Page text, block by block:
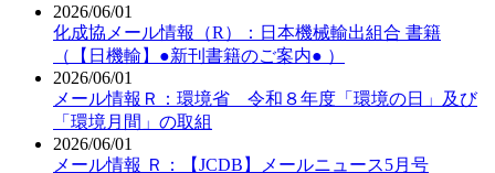
2026/06/01
化成協メール情報（R）：日本機械輸出組合 書籍
（【日機輸】●新刊書籍のご案内● ）
2026/06/01
メール情報Ｒ：環境省 令和８年度「環境の日」及び
「環境月間」の取組
2026/06/01
メール情報 Ｒ：【JCDB】メールニュース5月号